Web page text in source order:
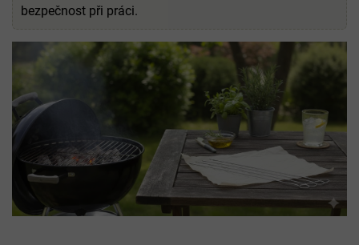
bezpečnost při práci.